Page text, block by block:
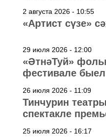
2 августа 2026 - 10:55
«Артист сүзе»
29 июля 2026 - 12:00
«ӘтнәТуй»
фестивале
26 июля 2026 - 11:09
Тинчурин
спектакле
25 июля 2026 - 16:17